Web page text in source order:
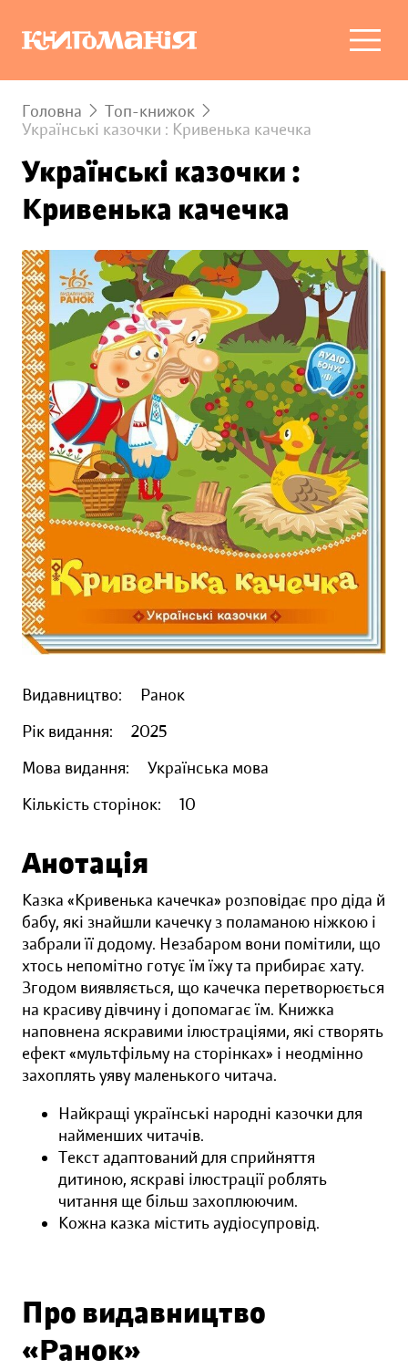
Головна
Топ-книжок
Українські казочки : Кривенька качечка
Українські казочки :
Кривенька качечка
Видавництво:
Ранок
Рік видання:
2025
Мова видання:
Українська мова
Кількість сторінок:
10
Анотація
Казка «Кривенька качечка» розповідає про діда й
бабу, які знайшли качечку з поламаною ніжкою і
забрали її додому. Незабаром вони помітили, що
хтось непомітно готує їм їжу та прибирає хату.
Згодом виявляється, що качечка перетворюється
на красиву дівчину і допомагає їм. Книжка
наповнена яскравими ілюстраціями, які створять
ефект «мультфільму на сторінках» і неодмінно
захоплять уяву маленького читача.
Найкращі українські народні казочки для
найменших читачів.
Текст адаптований для сприйняття
дитиною, яскраві ілюстрації роблять
читання ще більш захоплюючим.
Кожна казка містить аудіосупровід.
Про видавництво
«Ранок»